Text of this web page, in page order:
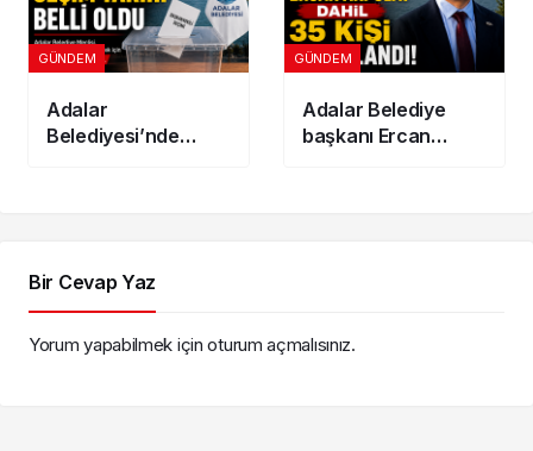
GÜNDEM
Adalar
Belediyesi’nde
GÜNDEM
Adalar Belediye
başkanı Ercan
Bir Cevap Yaz
Yorum yapabilmek içinoturum açmalısınız.